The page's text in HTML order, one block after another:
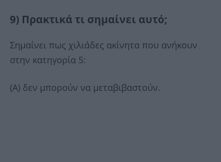
9) Πρακτικά τι σημαίνει αυτό;
Σημαίνει πως χιλιάδες ακίνητα που ανήκουν
στην κατηγορία 5:
(Α) δεν μπορούν να μεταβιβαστούν.